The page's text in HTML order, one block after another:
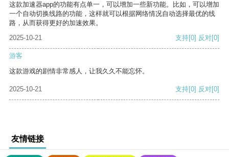
这款加速器app的功能有点单一，可以增加一些新功能。比如，可以增加
一个自动切换线路的功能，这样就可以根据网络情况自动选择最优的线
路，从而获得更好的加速效果。
2025-10-21
支持[0] 反对[0]
游客
这款游戏的剧情非常感人，让我久久不能忘怀。
2025-10-21 支持[0] 反对[0]
友情链接